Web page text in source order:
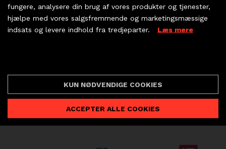
KØB BILLET
LÆS TIME-OUT HER
fungere, analysere din brug af vores produkter og tjenester,
hjælpe med vores salgsfremmende og marketingsmæssige
indsats og levere indhold fra tredjeparter. Læs mere
KUN NØDVENDIGE COOKIES
ACCEPTER ALLE COOKIES
Email